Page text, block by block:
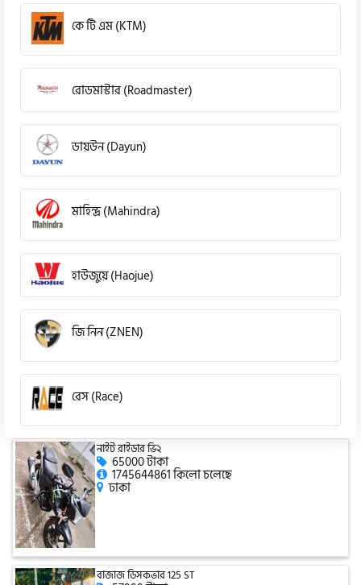
কে টি এম (KTM)
রোডমাস্টার (Roadmaster)
ডায়উন (Dayun)
মাহিন্দ্র (Mahindra)
হাউজুয়ে (Haojue)
জি নিন (ZNEN)
রেস (Race)
কিওয়ে (KeeWay)
পেগাসাস (Pagasus)
নাইট রাইডার ভি২
65000 টাকা
1745644861 কিলো চলেছে
ঢাকা
বাজাজ ডিসকভার 125 ST